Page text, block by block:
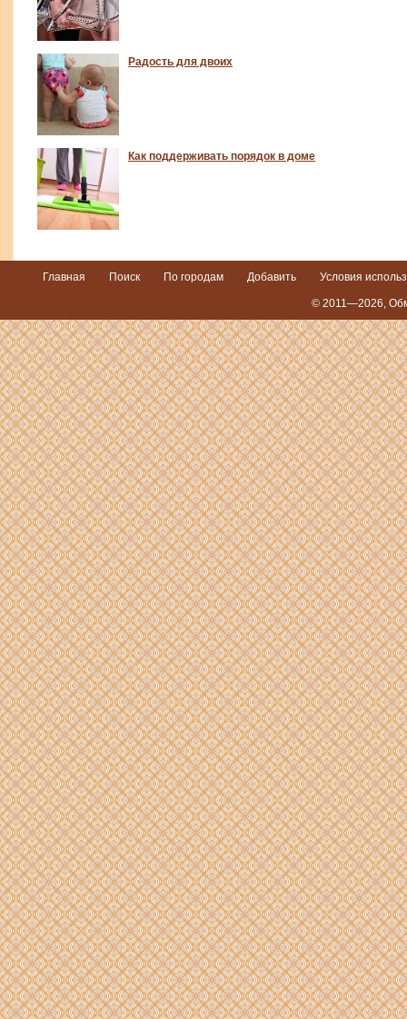
Радость для двоих
Как поддерживать порядок в доме
Главная Поиск По городам Добавить Условия
© 2011—2026,